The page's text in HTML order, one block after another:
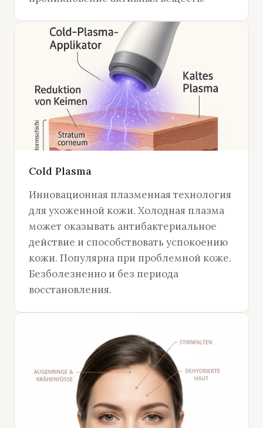
Cold Plasma
Инновационная плазменная технология
для ухоженной кожи. Холодная плазма
может оказывать антибактериальное
действие и способствовать успокоению
кожи. Популярна при проблемной коже.
Безболезненно и без периода
восстановления.